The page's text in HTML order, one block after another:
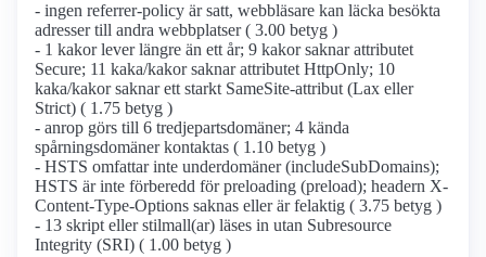
- ingen referrer-policy är satt, webbläsare kan läcka besökta
adresser till andra webbplatser ( 3.00 betyg )
- 1 kakor lever längre än ett år; 9 kakor saknar attributet
Secure; 11 kaka/kakor saknar attributet HttpOnly; 10
kaka/kakor saknar ett starkt SameSite-attribut (Lax eller
Strict) ( 1.75 betyg )
- anrop görs till 6 tredjepartsdomäner; 4 kända
spårningsdomäner kontaktas ( 1.10 betyg )
- HSTS omfattar inte underdomäner (includeSubDomains);
HSTS är inte förberedd för preloading (preload); headern X-
Content-Type-Options saknas eller är felaktig ( 3.75 betyg )
- 13 skript eller stilmall(ar) läses in utan Subresource
Integrity (SRI) ( 1.00 betyg )